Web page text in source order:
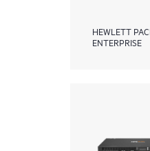
HEWLETT
ENTERPRISE